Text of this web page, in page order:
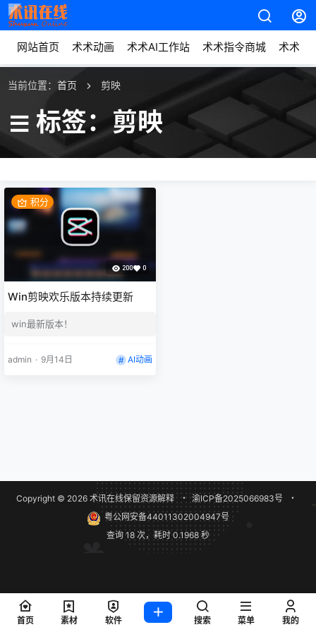
网站首页 术术动画 术术AI工作站 术术指令商城 术术动
当前位置： 首页 剪映
标签：剪映
积分
200 0
Win剪映欢乐版本持续更新
win最新版本！
admin · 9月14日 AI动画
Copyright © 2026术讯在线保留资源解释 ・ 渝ICP备2025066983号
・
粤公网安备44011302004947号
查询 18 次，耗时 0.1968 秒
首页 素材 软件 搜索 菜单 我的